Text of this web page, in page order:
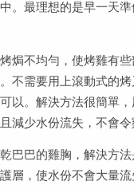
。最理想的是早一天
焗不均勻，使烤雞有
不需要用上滾動式的
以。解決方法很簡單
減少水份流失，不會令
巴巴的雞胸，解決方
層，使水份不會大量